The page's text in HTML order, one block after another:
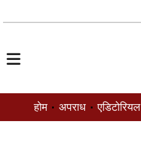
होम अपराध एडिटोरियल